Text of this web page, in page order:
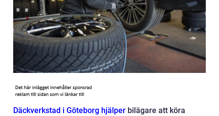
Däckverkstad i Göteborg hjälper bilägare att köra